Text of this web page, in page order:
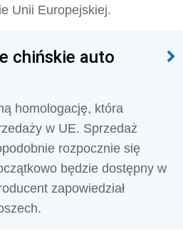
Unii Europejskiej.
chińskie auto
homologację, która
w UE. Sprzedaż
rozpocznie się
będzie dostępny w
zapowiedział